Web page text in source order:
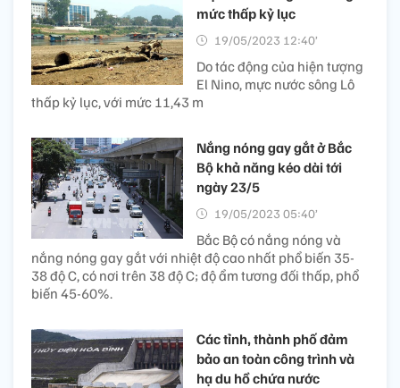
mức thấp kỷ lục
19/05/2023 12:40’
Do tác động của hiện tượng
El Nino, mực nước sông Lô
thấp kỷ lục, với mức 11,43 m
Nắng nóng gay gắt ở Bắc
Bộ khả năng kéo dài tới
ngày 23/5
19/05/2023 05:40’
Bắc Bộ có nắng nóng và
nắng nóng gay gắt với nhiệt độ cao nhất phổ biến 35-
38 độ C, có nơi trên 38 độ C; độ ẩm tương đối thấp, phổ
biến 45-60%.
Các tỉnh, thành phố đảm
bảo an toàn công trình và
hạ du hồ chứa nước